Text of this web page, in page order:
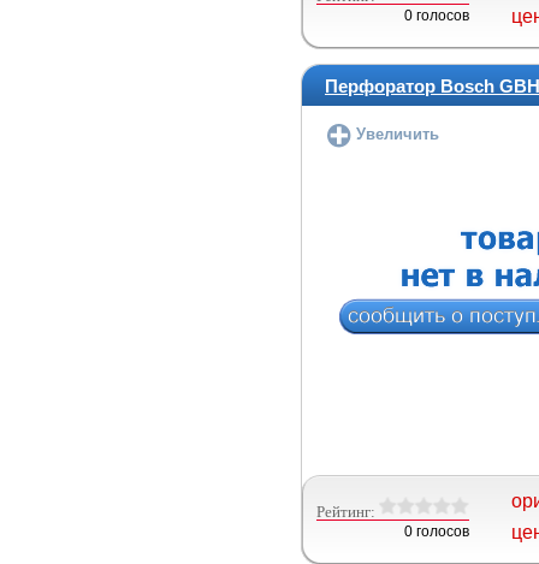
0 голосов
Перфоратор Bosch
Увеличить
Рейтинг:
0 голосов